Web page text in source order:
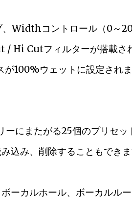
Widthコントロール（0～
/ Hi Cutフィルターが搭載さ
100%ウェットに設定されま
にまたがる25個のプリセッ
込み、削除することもできま
ーカルホール、ボーカルル